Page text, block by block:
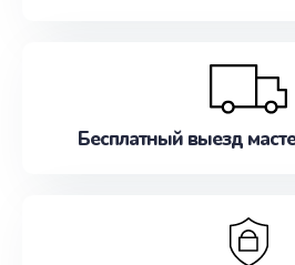
Бесплатный выезд